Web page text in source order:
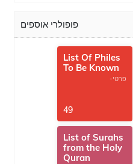
פופולרי אוספים
List Of Philes
To Be Known
-פרטי
49
List of Surahs
from the Holy
Quran